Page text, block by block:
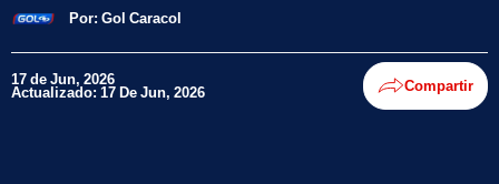
Por: Gol Caracol
17 de Jun, 2026
Actualizado: 17 De Jun, 2026 Compartir